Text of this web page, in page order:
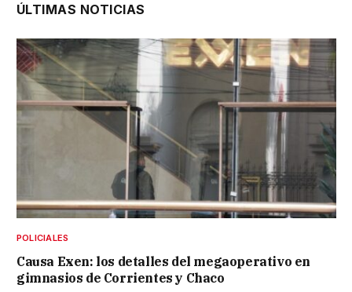
ÚLTIMAS NOTICIAS
POLICIALES
Causa Exen: los detalles del megaoperativo en
gimnasios de Corrientes y Chaco